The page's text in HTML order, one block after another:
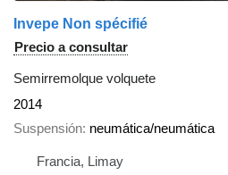
Invepe Non spécifié
Precio a consultar
Semirremolque volquete
2014
Suspensión neumática/neumática
Francia, Limay